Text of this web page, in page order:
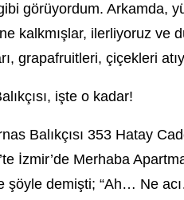
görüyordum. Arkamda,
kalkmışlar, ilerliyoruz ve
grapafruitleri, çiçekleri
işte o kadar!
Balıkçısı 353 Hatay
İzmir’de Merhaba
şöyle demişti; “Ah… Ne